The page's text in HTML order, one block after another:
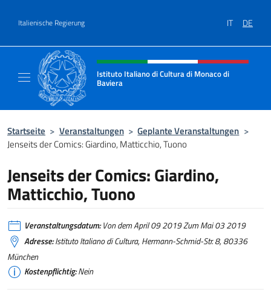
Italienische Regierung IT DE
Header-Site, Social und Menü
Istituto Italiano di Cultura di Monaco di
Baviera
Startseite > Veranstaltungen > Geplante Veranstaltungen >
Jenseits der Comics: Giardino, Matticchio, Tuono
Jenseits der Comics: Giardino,
Matticchio, Tuono
Veranstaltungsdatum:Von dem April 09 2019 Zum Mai 03 2019
Adresse:Istituto Italiano di Cultura, Hermann-Schmid-Str. 8, 80336
München
Kostenpflichtig:Nein